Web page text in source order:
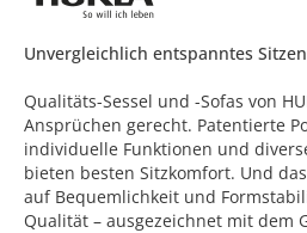
Unvergleichlich entspanntes Sitzen
Qualitäts-Sessel und -Sofas von
Ansprüchen gerecht. Patentierte
individuelle Funktionen und
bieten besten Sitzkomfort. Und
auf Bequemlichkeit und
Qualität – ausgezeichnet mit dem